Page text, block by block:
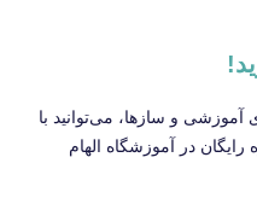
آموزشی و سازها، می‌توانید با
در آموزشگاه الهام